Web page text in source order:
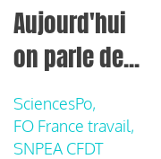
Aujourd'hui
on parle de...
SciencesPo,
FO France travail,
SNPEA CFDT